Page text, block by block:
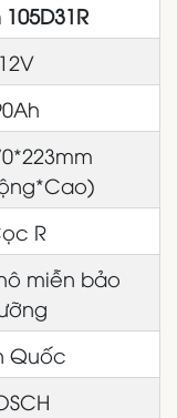
12V
R
miễn bảo
Quốc